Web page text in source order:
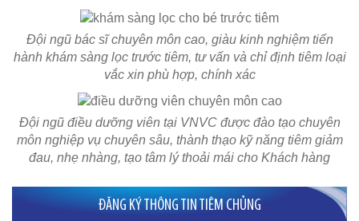
Đội ngũ bác sĩ chuyên môn cao, giàu kinh nghiệm tiến
hành khám sàng lọc trước tiêm, tư vấn và chỉ định tiêm loại
vắc xin phù hợp, chính xác
Đội ngũ điều dưỡng viên tại VNVC được đào tạo chuyên
môn nghiệp vụ chuyên sâu, thành thạo kỹ năng tiêm giảm
đau, nhẹ nhàng, tạo tâm lý thoải mái cho Khách hàng
ĐĂNG KÝ THÔNG TIN TIÊM CHỦNG